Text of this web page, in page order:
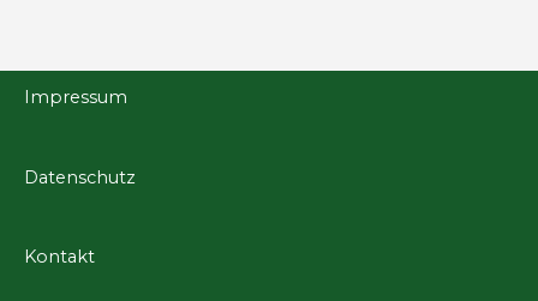
Impressum
Datenschutz
Kontakt